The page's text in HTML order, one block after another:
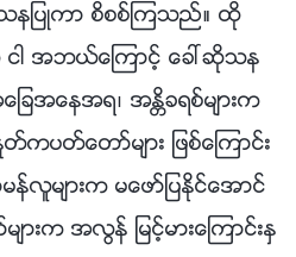
နျပဳကာ စိစစ္ၾကသည္။ ထို
ငါ အဘယ္ေၾကာင့္ ေခၚဆိုသန
ျခအေနအရ၊ အႏၲိခရစ္မ်ားက
ကပတ္ေတာ္မ်ား ျဖစ္ေၾကာင္း
လူမ်ားက မေဖာ္ျပႏိုင္ေအာင္
းက အလြန္ ျမင့္မားေၾကာင္းႏွ